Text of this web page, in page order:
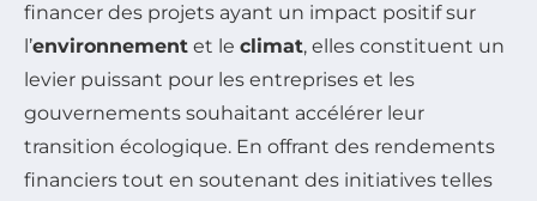
financer des projets ayant un impact positif sur
l’environnement et le climat, elles constituent un
levier puissant pour les entreprises et les
gouvernements souhaitant accélérer leur
transition écologique. En offrant des rendements
financiers tout en soutenant des initiatives telles